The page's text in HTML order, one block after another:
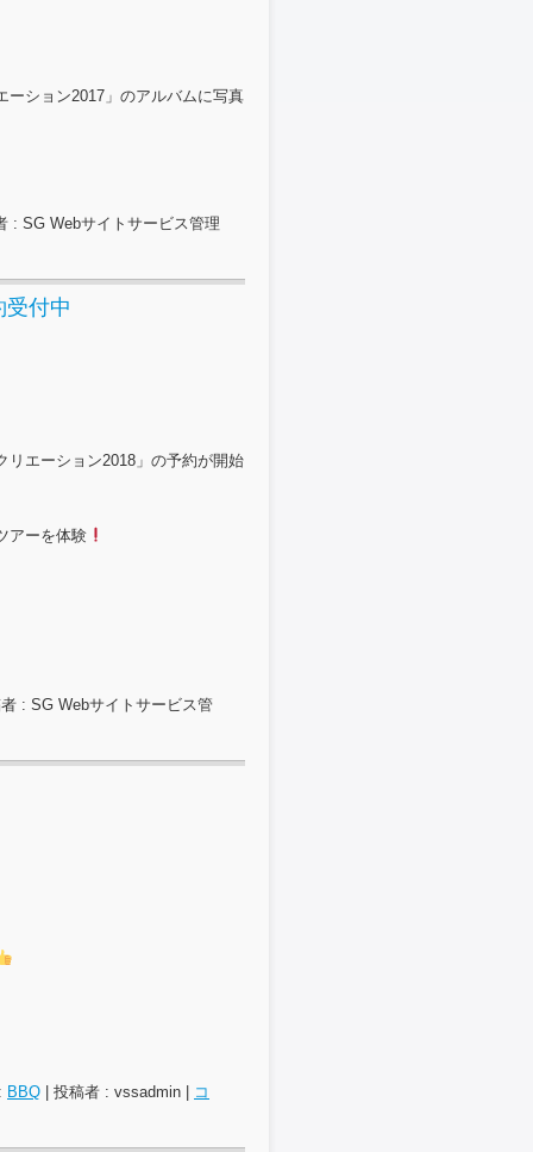
ーション2017」のアルバムに写真
: SG Webサイトサービス管理
受付中
リエーション2018」の予約が開始
アーを体験
: SG Webサイトサービス管
BBQ 投稿者 : vssadmin
コ